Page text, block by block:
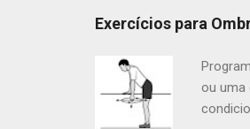
Exercícios para
ou uma